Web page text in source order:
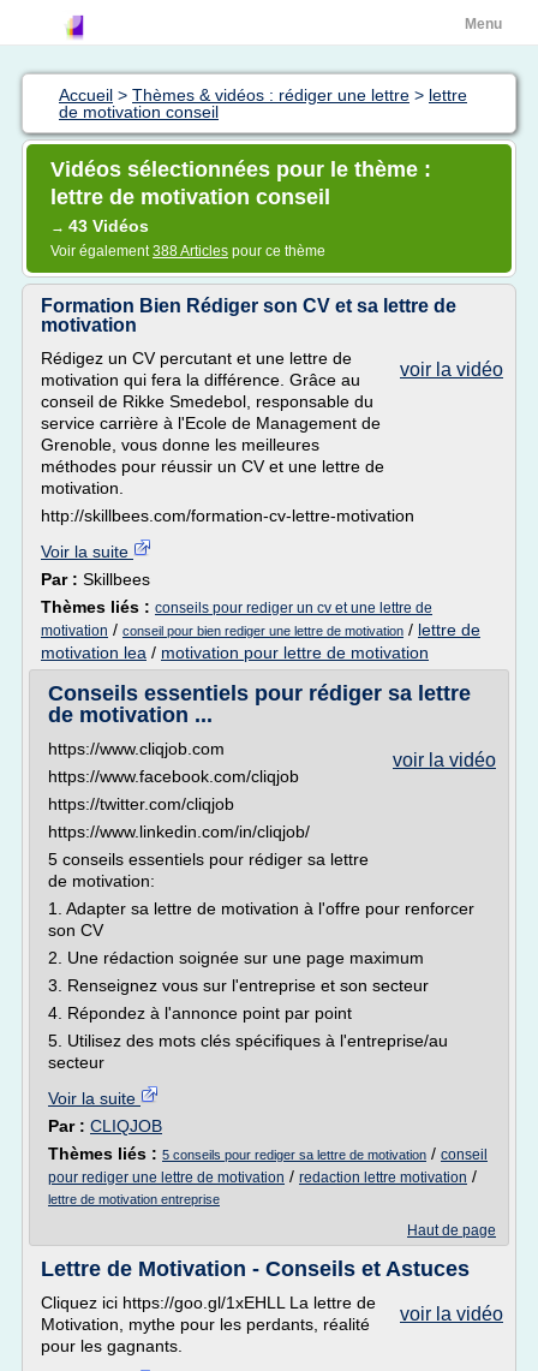
Menu
Accueil > Thèmes & vidéos : rédiger une lettre > lettre
de motivation conseil
Vidéos sélectionnées pour le thème :
lettre de motivation conseil
→ 43 Vidéos
Voir également388 Articles pour ce thème
Formation Bien Rédiger son CV et sa lettre de
motivation
voir la vidéo
Rédigez un CV percutant et une lettre de
motivation qui fera la différence. Grâce au
conseil de Rikke Smedebol, responsable du
service carrière à l'Ecole de Management de
Grenoble, vous donne les meilleures
méthodes pour réussir un CV et une lettre de
motivation.
http://skillbees.com/formation-cv-lettre-motivation
Voir la suite
Par : Skillbees
Thèmes liés : conseils pour rediger un cv et une lettre de
motivation / conseil pour bien rediger une lettre de motivation / lettre de
motivation lea / motivation pour lettre de motivation
Conseils essentiels pour rédiger sa lettre
de motivation ...
voir la vidéo
https://www.cliqjob.com
https://www.facebook.com/cliqjob
https://twitter.com/cliqjob
https://www.linkedin.com/in/cliqjob/
5 conseils essentiels pour rédiger sa lettre
de motivation:
1. Adapter sa lettre de motivation à l'offre pour renforcer
son CV
2. Une rédaction soignée sur une page maximum
3. Renseignez vous sur l'entreprise et son secteur
4. Répondez à l'annonce point par point
5. Utilisez des mots clés spécifiques à l'entreprise/au
secteur
Voir la suite
Par : CLIQJOB
Thèmes liés : 5 conseils pour rediger sa lettre de motivation / conseil
pour rediger une lettre de motivation / redaction lettre motivation /
lettre de motivation entreprise
Haut de page
Lettre de Motivation - Conseils et Astuces
voir la vidéo
Cliquez ici https://goo.gl/1xEHLL La lettre de
Motivation, mythe pour les perdants, réalité
pour les gagnants.